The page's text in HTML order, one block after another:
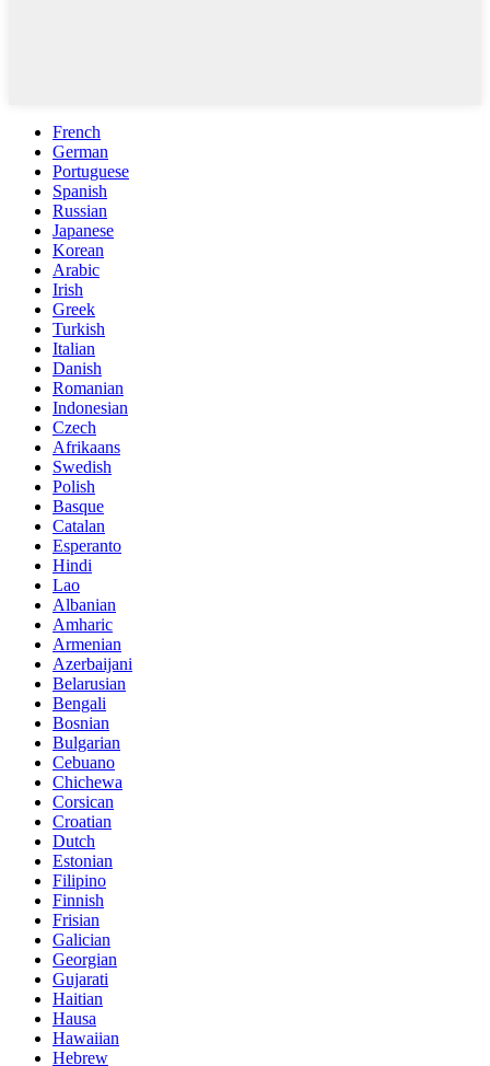
French
German
Portuguese
Spanish
Russian
Japanese
Korean
Arabic
Irish
Greek
Turkish
Italian
Danish
Romanian
Indonesian
Czech
Afrikaans
Swedish
Polish
Basque
Catalan
Esperanto
Hindi
Lao
Albanian
Amharic
Armenian
Azerbaijani
Belarusian
Bengali
Bosnian
Bulgarian
Cebuano
Chichewa
Corsican
Croatian
Dutch
Estonian
Filipino
Finnish
Frisian
Galician
Georgian
Gujarati
Haitian
Hausa
Hawaiian
Hebrew